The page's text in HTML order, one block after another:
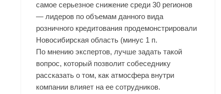
самое серьезное снижение среди 30 регионов
— лидеров по объемам данного вида
розничного кредитования продемонстрировали
Новосибирская область (минус 1 п.
По мнению экспертов, лучше задать такой
вопрос, который позволит собеседнику
рассказать о том, как атмосфера внутри
компании влияет на ее сотрудников.